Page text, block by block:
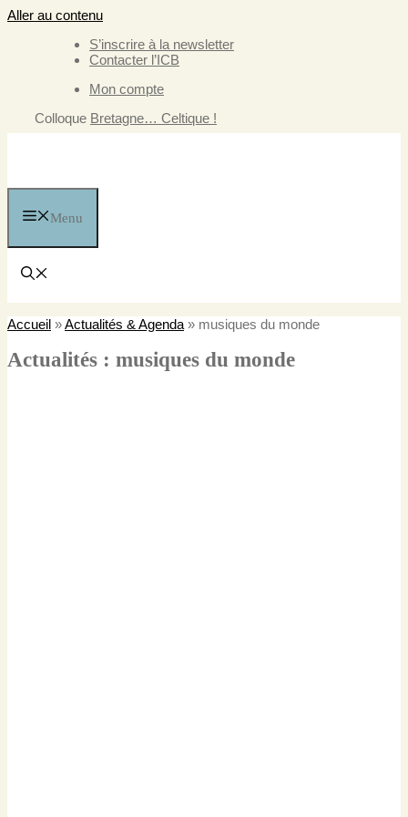
Aller au contenu
S’inscrire à la newsletter
Contacter l’ICB
Mon compte
Colloque Bretagne… Celtique !
Menu
Accueil »Actualités & Agenda » musiques du monde
Actualités : musiques du monde